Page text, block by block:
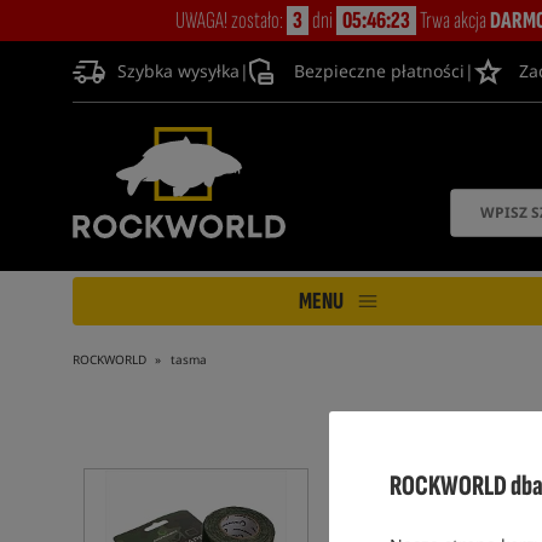
ROCKWORLD
UWAGA! zostało: 3 dni 05:46:22 Trwa akcja
Szybka wysyłka | Bezpieczne płatności |
MENU
ROCKWORLD tasma
5,0